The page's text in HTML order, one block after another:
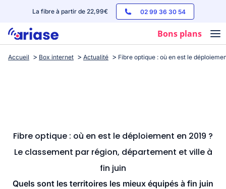
La fibre à partir de 22,99€ 02 99 36 30 54
Bons plans
Box internet
Streaming
Accueil Box internet Actualité Fibre optique : où en est le
Fibre optique : où en est le déploiement en 2019 ?
Le classement par région, département et ville à
fin juin
Quels sont les territoires les mieux équipés à fin juin